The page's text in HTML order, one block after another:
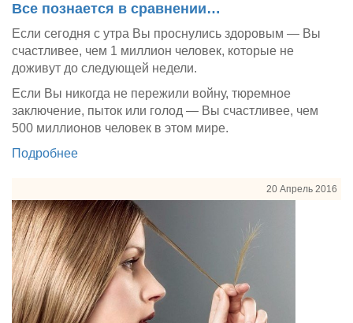
Все познается в сравнении…
Если сегодня с утра Вы проснулись здоровым — Вы
счастливее, чем 1 миллион человек, которые не
доживут до следующей недели.
Если Вы никогда не пережили войну, тюремное
заключение, пыток или голод — Вы счастливее, чем
500 миллионов человек в этом мире.
Подробнее
20 Апрель 2016